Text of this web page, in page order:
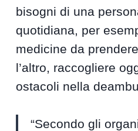
bisogni di una
quotidiana, per
medicine da
l’altro, raccogliere
ostacoli nella
“Secondo gli